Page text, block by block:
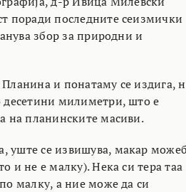
поради последните сеизмички
збор за природни и
Планина и понатаму се издига,
десетини милиметри, што е
на планинските масиви.
уште се извишува, макар
и не е малку). Нека си тера таа
малку, а ние може да си